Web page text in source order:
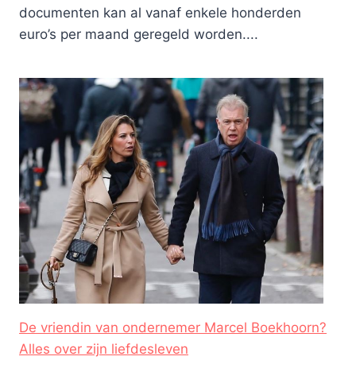
documenten kan al vanaf enkele honderden
euro’s per maand geregeld worden....
De vriendin van ondernemer Marcel Boekhoorn?
Alles over zijn liefdesleven